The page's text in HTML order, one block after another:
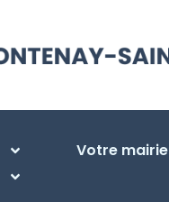
Votre mairie